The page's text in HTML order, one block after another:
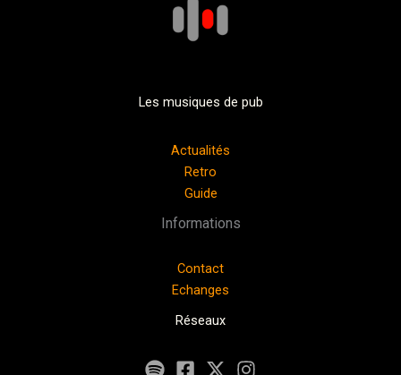
Les musiques de pub
Actualités
Retro
Guide
Informations
Contact
Echanges
Réseaux